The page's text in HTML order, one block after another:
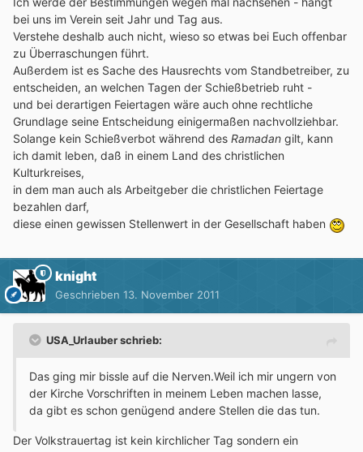
bei uns im Verein seit Jahr und Tag aus.
Verstehe deshalb auch nicht, wieso so etwas bei Euch offenbar
zu Überraschungen führt.
Außerdem ist es Sache des Hausrechts vom Standbetreiber, zu
entscheiden, an welchen Tagen der Schießbetrieb ruht -
und bei derartigen Feiertagen wäre auch ohne rechtliche
Grundlage seine Entscheidung einigermaßen nachvollziehbar.
Solange kein Schießverbot während des Ramadan gilt, kann
ich damit leben, daß in einem Land des christlichen
Kulturkreises,
in dem man auch als Arbeitgeber die christlichen Feiertage
bezahlen darf,
diese einen gewissen Stellenwert in der Gesellschaft haben
knight
Geschrieben 13. November 2011
USA_Urlauber schrieb:
Das ging mir bissle auf die Nerven.Weil ich mir ungern von
der Kirche Vorschriften in meinem Leben machen lasse,
da gibt es schon genügend andere Stellen die das tun.
Der Volkstrauertag ist kein kirchlicher Tag sondern ein